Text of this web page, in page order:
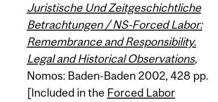
Juristische Und Zeitgeschichtliche
Betrachtungen / NS-Forced Labor:
Remembrance and Responsibility.
Legal and Historical Observations,
Nomos: Baden-Baden 2002, 428 pp.
[Included in the Forced Labor